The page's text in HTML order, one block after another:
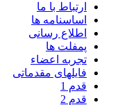
ارتباط با ما
اساسنامه ها
اطلاع رسانی
پمفلت ها
تجربه اعضاء
فایلهای مقدماتی
قدم 1
قدم 2